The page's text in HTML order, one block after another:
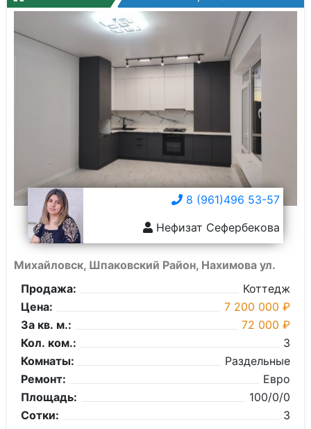
8 (961)496 53-57
Нефизат Сефербекова
Михайловск, Шпаковский Район, Нахимова ул.
Продажа:
Коттедж
Цена:
7 200 000 ₽
За кв. м.:
72 000 ₽
Кол. ком.:
3
Комнаты:
Раздельные
Ремонт:
Евро
Площадь:
100/0/0
Сотки:
3